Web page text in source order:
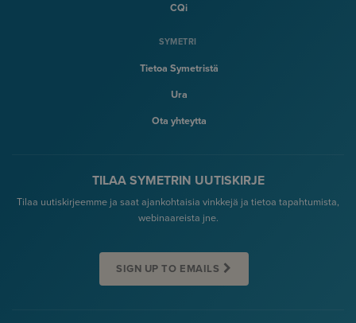
CQi
SYMETRI
Tietoa Symetristä
Ura
Ota yhteytta
TILAA SYMETRIN UUTISKIRJE
Tilaa uutiskirjeemme ja saat ajankohtaisia vinkkejä ja tietoa tapahtumista,
webinaareista jne.
SIGN UP TO EMAILS